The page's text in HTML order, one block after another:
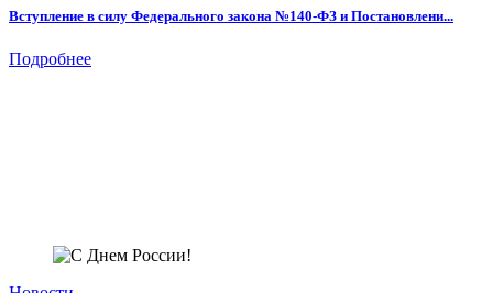
Вступление в силу Федерального закона №140-ФЗ и Постановлени...
Подробнее